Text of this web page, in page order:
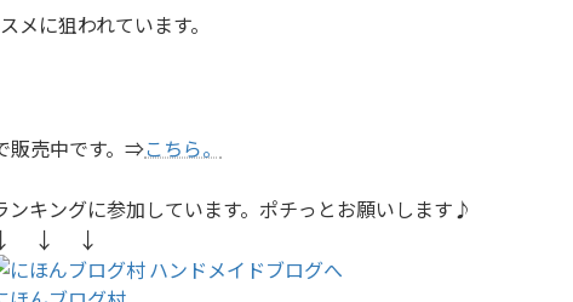
メに狙われています。
販売中です。⇒こちら。
ンキングに参加しています。ポチっとお願いします♪
↓ ↓